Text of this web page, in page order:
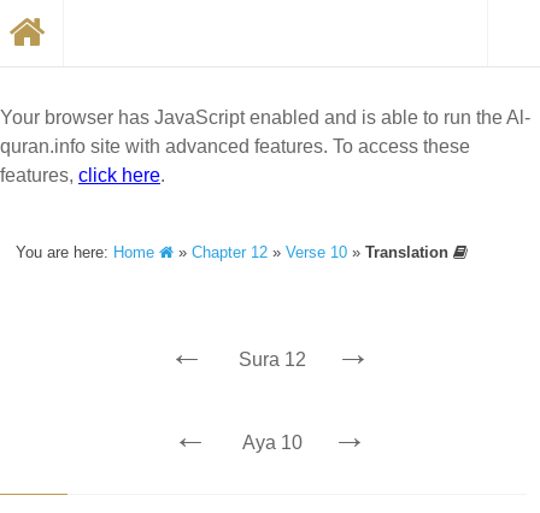
Your browser has JavaScript enabled and is able to run the Al-
quran.info site with advanced features. To access these
features, click here.
You are here: Home »Chapter 12 »Verse 10 »Translation
← Sura 12 →
← Aya 10 →